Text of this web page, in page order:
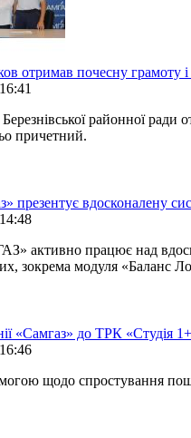
отримав почесну грамоту і
Березнівської районної
причетний.
презентує вдосконалену
активно працює над
зокрема модуля «Баланс
«Самгаз» до ТРК «Студія
щодо спростування